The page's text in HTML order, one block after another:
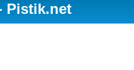
Pistik.net